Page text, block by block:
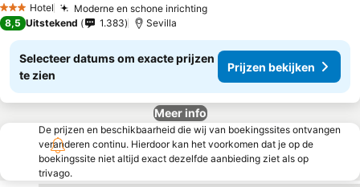
3 SterrenHotel Moderne en schone inrichting
8,5 Uitstekend 1.383 Sevilla
Selecteer datums om exacte prijzen
te zien
Prijzen bekijken
Meer info
De prijzen en beschikbaarheid die wij van boekingssites ontvangen
veranderen continu. Hierdoor kan het voorkomen dat je op de
boekingssite niet altijd exact dezelfde aanbieding ziet als op
trivago.